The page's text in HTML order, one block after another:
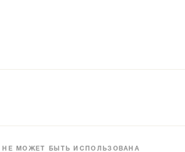
МОЖЕТ БЫТЬ ИСПОЛЬЗОВАНА